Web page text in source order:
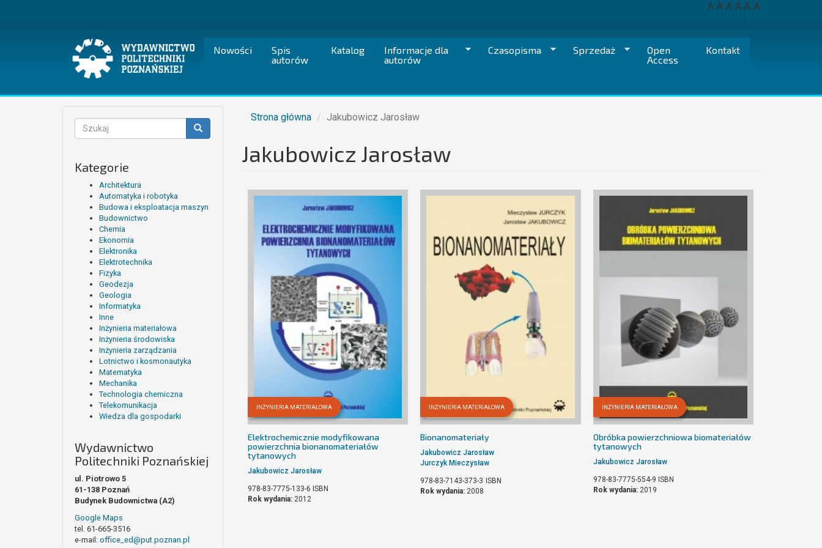
A A A A A A
Nowości
Spis
autorów
Katalog
Informacje dla
autorów
Czasopisma Sprzedaż
Open
Access
Kontakt
Formularz
wyszukiwania
Kategorie
Architektura
Automatyka i robotyka
Budowa i eksploatacja maszyn
Budownictwo
Chemia
Ekonomia
Elektronika
Elektrotechnika
Fizyka
Geodezja
Geologia
Informatyka
Inne
Inżynieria materiałowa
Inżynieria środowiska
Inżynieria zarządzania
Lotnictwo i kosmonautyka
Matematyka
Mechanika
Technologia chemiczna
Telekomunikacja
Wiedza dla gospodarki
Wydawnictwo
Politechniki Poznańskiej
ul. Piotrowo 5
61-138 Poznań
Budynek Budownictwa (A2)
Google Maps
tel. 61-665-3516
e-mail: office_ed@put.poznan.pl
Strona główna Jakubowicz Jarosław
Jakubowicz Jarosław
INŻYNIERIA MATERIAŁOWA
Elektrochemicznie modyfikowana
powierzchnia bionanomateriałów
tytanowych
Jakubowicz Jarosław
978-83-7775-133-6 ISBN
Rok wydania: 2012
INŻYNIERIA MATERIAŁOWA
Bionanomateriały
Jakubowicz Jarosław
Jurczyk Mieczysław
978-83-7143-373-3 ISBN
Rok wydania: 2008
INŻYNIERIA MATERIAŁOWA
Obróbka powierzchniowa biomateriałów
tytanowych
Jakubowicz Jarosław
978-83-7775-554-9 ISBN
Rok wydania: 2019